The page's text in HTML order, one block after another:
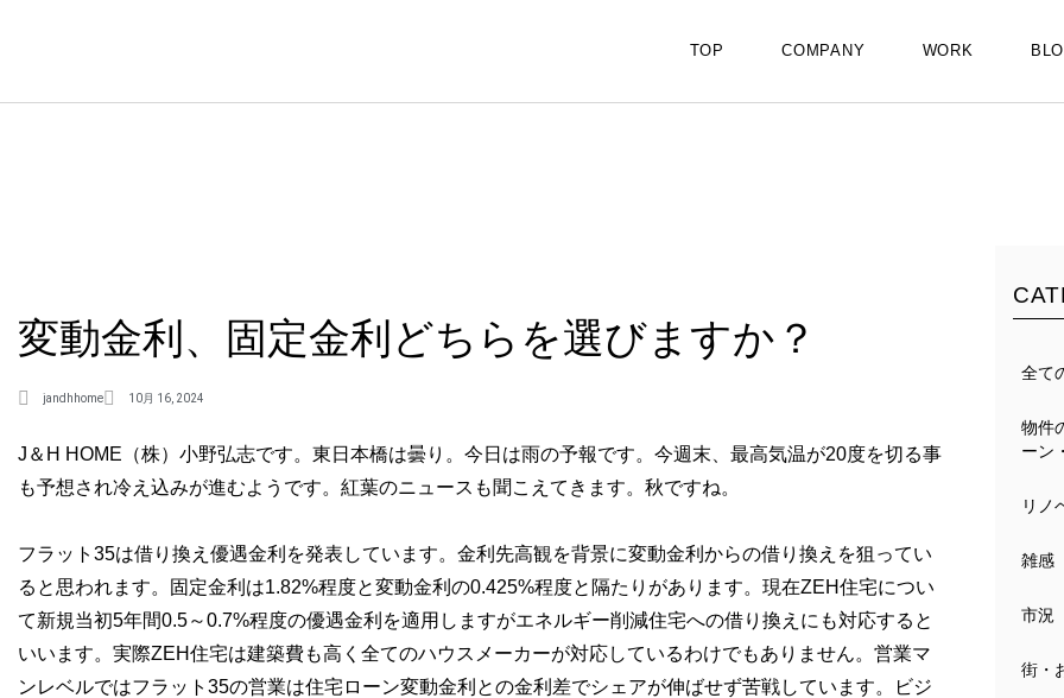
TOP COMPANY WORK
変動金利、固定金利どちらを選びますか？
jandhhome 10月 16, 2024
J＆H HOME（株）小野弘志です。東日本橋は曇り。今日は雨の予報です。今週末、最高気温が20度を切る事
も予想され冷え込みが進むようです。紅葉のニュースも聞こえてきます。秋ですね。
フラット35は借り換え優遇金利を発表しています。金利先高観を背景に変動金利からの借り換えを狙ってい
ると思われます。固定金利は1.82%程度と変動金利の0.425%程度と隔たりがあります。現在ZEH住宅につい
て新規当初5年間0.5～0.7%程度の優遇金利を適用しますがエネルギー削減住宅への借り換えにも対応すると
いいます。実際ZEH住宅は建築費も高く全てのハウスメーカーが対応しているわけでもありません。営業マ
ンレベルではフラット35の営業は住宅ローン変動金利との金利差でシェアが伸ばせず苦戦しています。ビジ
全て
物件
ーン
リノ
雑感
市況
街・